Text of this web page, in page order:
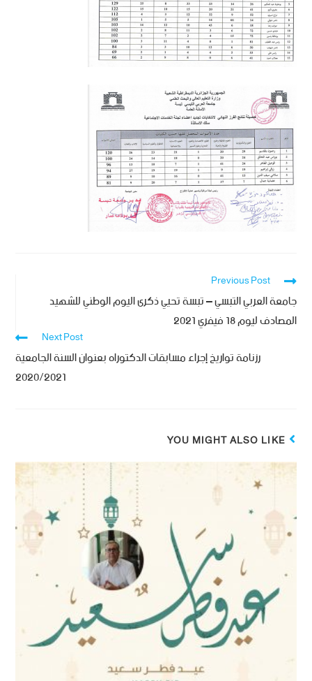
Previous Post
جامعة العربي التبسي – تبسة تحيي ذكرى اليوم الوطني للشهيد
المصادف ليوم 18 فيفري 2021
Next Post
رزنامة تواريخ إجراء مسابقات الدكتوراه بعنوان السنة الجامعية
2020/2021
YOU MIGHT ALSO LIKE